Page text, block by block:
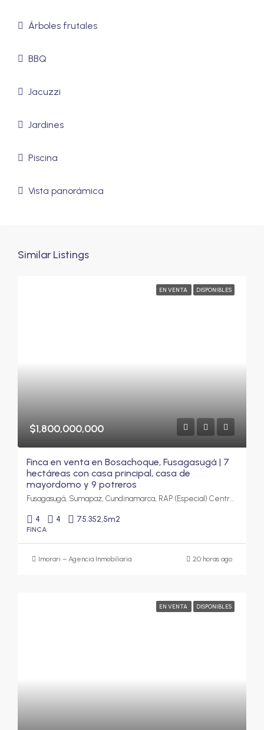
Árboles frutales
BBQ
Jacuzzi
Jardines
Piscina
Vista panorámica
Similar Listings
EN VENTA DISPONIBLES
$1,800,000,000
Finca en venta en Bosachoque, Fusagasugá | 7
hectáreas con casa principal, casa de
mayordomo y 9 potreros
4 4 75.352,5m2
FINCA
Imorari – Agencia Inmobiliaria 20 horas ago
EN VENTA DISPONIBLES